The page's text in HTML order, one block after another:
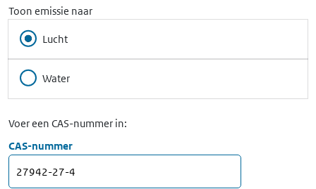
Toon emissie naar
Lucht
Water
Voer een CAS-nummer in:
CAS-nummer